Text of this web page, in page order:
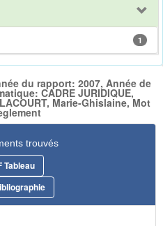
1
du rapport: 2007, Année de
CADRE JURIDIQUE,
Marie-Ghislaine, Mot
trouvés
Tableau